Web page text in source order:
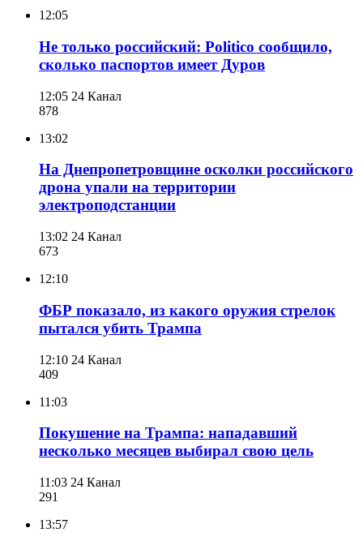
12:05
Не только российский: Politico сообщило,
сколько паспортов имеет Дуров
12:05 24 Канал
878
13:02
На Днепропетровщине осколки российского
дрона упали на территории
электроподстанции
13:02 24 Канал
673
12:10
ФБР показало, из какого оружия стрелок
пытался убить Трампа
12:10 24 Канал
409
11:03
Покушение на Трампа: нападавший
несколько месяцев выбирал свою цель
11:03 24 Канал
291
13:57